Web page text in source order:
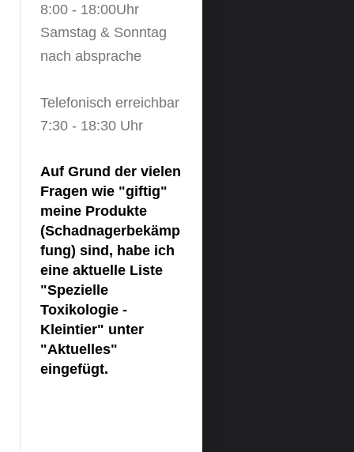
8:00 - 18:00Uhr
Samstag & Sonntag
nach absprache
Telefonisch erreichbar
7:30 - 18:30 Uhr
Auf Grund der vielen
Fragen wie "giftig"
meine Produkte
(Schadnagerbekämp
fung) sind, habe ich
eine aktuelle Liste
"Spezielle
Toxikologie -
Kleintier" unter
"Aktuelles"
eingefügt.